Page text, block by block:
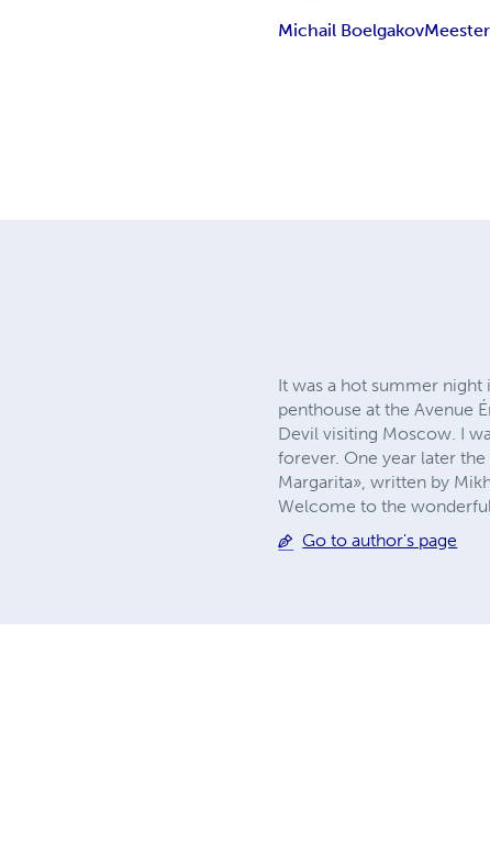
Michail Boelgakov
It was a hot summer
penthouse at the Avenue
Devil visiting Moscow. I
forever. One year later
Margarita», written by
Welcome to the
Go to author's page